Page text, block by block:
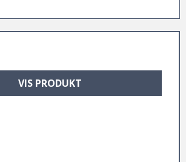
VIS PRODUKT